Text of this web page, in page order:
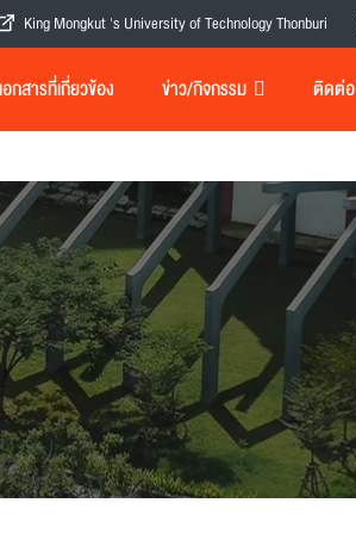
King Mongkut 's University of Technology Thonburi
กสารที่เกี่ยวข้อง ข่าว/กิจกรรม ติดต่อ